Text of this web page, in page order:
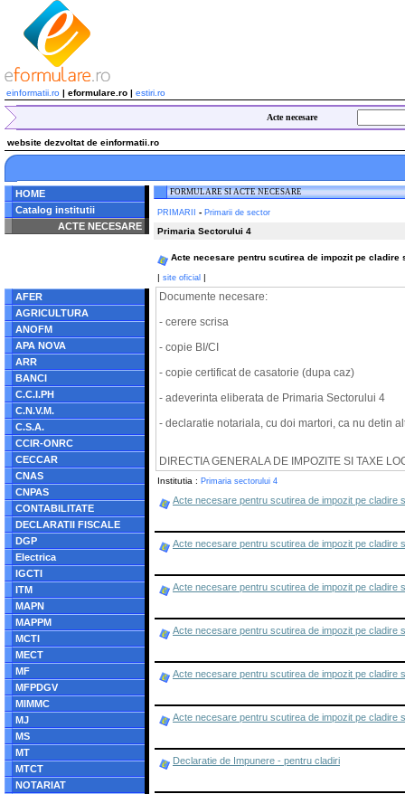
einformatii.ro | eformulare.ro | estiri.ro
Acte necesare
website dezvoltat de einformatii.ro
HOME
Catalog institutii
ACTE NECESARE
/home/eformulare.ro/public_html/navigare/stanga.php
AFER
AGRICULTURA
ANOFM
APA NOVA
ARR
BANCI
C.C.I.PH
C.N.V.M.
C.S.A.
CCIR-ONRC
CECCAR
CNAS
CNPAS
CONTABILITATE
DECLARATII FISCALE
DGP
Electrica
IGCTI
ITM
MAPN
MAPPM
MCTI
MECT
MF
MFPDGV
MIMMC
MJ
MS
MT
MTCT
NOTARIAT
FORMULARE SI ACTE NECESARE
PRIMARII - Primarii de sector
Primaria Sectorului 4
Acte necesare pentru scutirea de impozit pe
| site oficial |
Documente necesare:
- cerere scrisa
- copie BI/CI
- copie certificat de casatorie (dupa caz)
- adeverinta eliberata de Primaria Sectorului 4
- declaratie notariala, cu doi martori, ca nu detin
DIRECTIA GENERALA DE IMPOZITE SI TAXE
Institutia : Primaria sectorului 4
Acte necesare pentru scutirea de impozit pe cladire
Acte necesare pentru scutirea de impozit pe cladire
Acte necesare pentru scutirea de impozit pe cladire
Acte necesare pentru scutirea de impozit pe cladire
Acte necesare pentru scutirea de impozit pe cladire
Acte necesare pentru scutirea de impozit pe cladire
Declaratie de Impunere - pentru cladiri